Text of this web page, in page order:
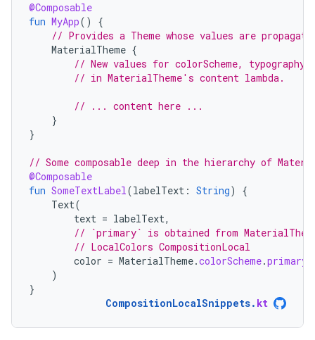
@Composable
fun MyApp()
{
// Provides a Theme whose values are
MaterialTheme {
// New values for colorScheme,
// in MaterialTheme's content lambda.
// ... content here ...
}
}
// Some composable deep in the hierarchy of
@Composable
fun SomeTextLabel(labelText : String)
{
Text(
text = labelText,
// `primary` is obtained from
// LocalColors CompositionLocal
color = MaterialTheme.colorScheme.primary
)
}
CompositionLocalSnippets. kt